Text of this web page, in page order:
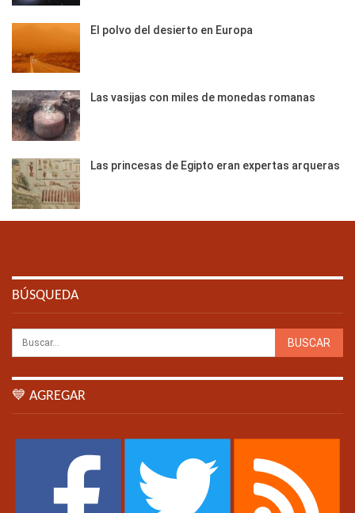
El polvo del desierto en Europa
Las vasijas con miles de monedas romanas
Las princesas de Egipto eran expertas arqueras
BÚSQUEDA
💙 AGREGAR